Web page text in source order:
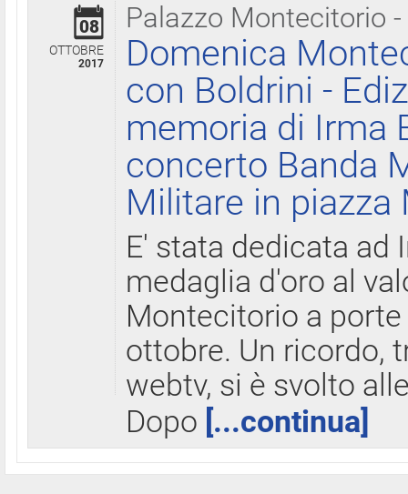
Palazzo Montecitorio
08
OTTOBRE
2017
Domenica
con Boldrini -
memoria di Irma
concerto Banda
Militare in
E' stata dedicata ad
medaglia d'oro al
Montecitorio a
ottobre. Un ricordo,
webtv, si è svolto
Dopo [...continua]